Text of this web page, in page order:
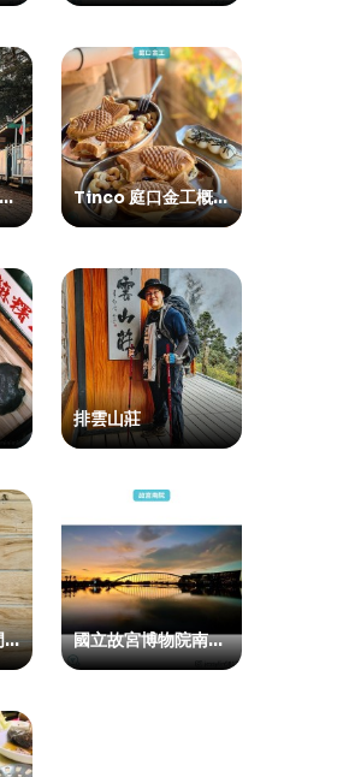
區 Tinco 庭口金工概念店
排雲山莊
市 國立故宮博物院南部院區